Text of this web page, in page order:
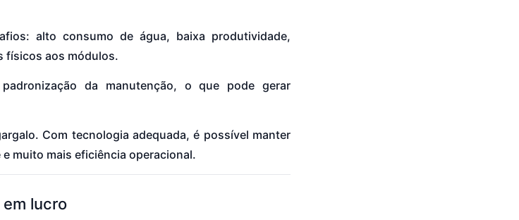
alto consumo de água, baixa produtividade,
físicos aos módulos.
da manutenção, o que pode gerar
Com tecnologia adequada, é possível manter
muito mais eficiência operacional.
lucro